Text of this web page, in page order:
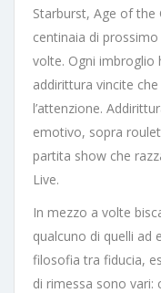
Starburst, Age of the
centinaia di
volte. Ogni imbroglio
addirittura vincite
l’attenzione.
emotivo, sopra
partita show che
Live.
In mezzo a volte
qualcuno di quelli ad
filosofia tra fiducia,
di rimessa sono vari: